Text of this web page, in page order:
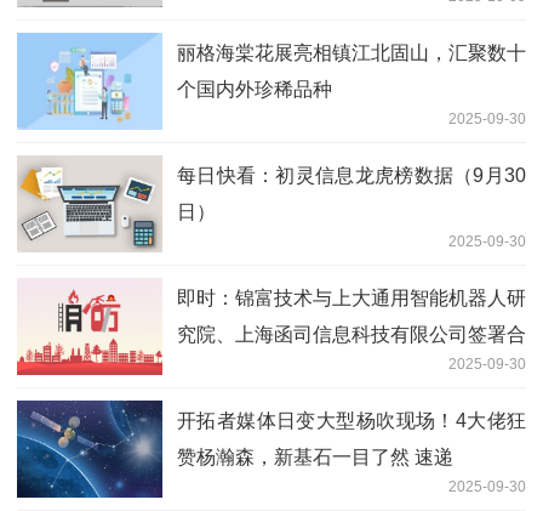
丽格海棠花展亮相镇江北固山，汇聚数十
个国内外珍稀品种
2025-09-30
每日快看：初灵信息龙虎榜数据（9月30
日）
2025-09-30
即时：锦富技术与上大通用智能机器人研
究院、上海函司信息科技有限公司签署合
2025-09-30
开拓者媒体日变大型杨吹现场！4大佬狂
赞杨瀚森，新基石一目了然 速递
2025-09-30